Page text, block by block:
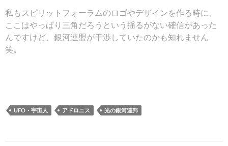
私もスピリットフォーラムのロゴやデザインを作る時に、
ここはやっぱり三角だろうという揺るがない確信があった
んですけど、銀河連盟が干渉していたのかも知れません
笑。
UFO・宇宙人 アドロニス 光の銀河連邦